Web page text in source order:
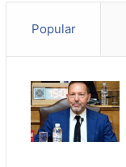
Popular